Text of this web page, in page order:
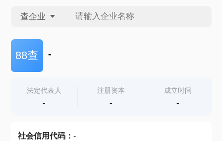
查企业
查企业
查产地
88查 -
法定代表人
-
注册资本
-
成立时间
-
社会信用代码： -